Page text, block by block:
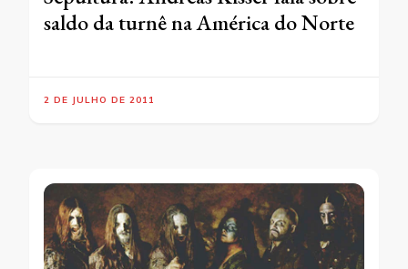
saldo da turnê na América do Norte
2 DE JULHO DE 2011